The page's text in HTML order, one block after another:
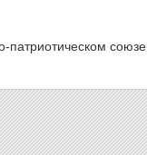
патриотическом союзе